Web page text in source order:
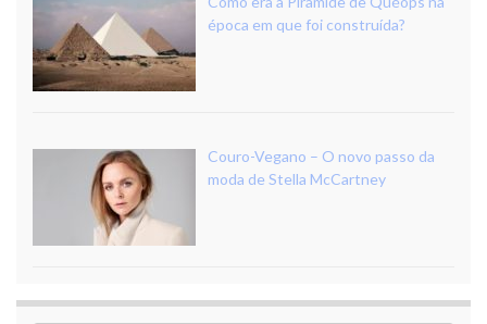
época em que foi construída?
Couro-Vegano – O novo passo da
moda de Stella McCartney